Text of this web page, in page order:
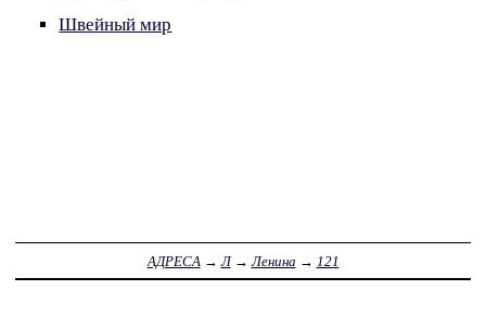
Швейный мир
АДРЕСА →Л→Ленина → 121